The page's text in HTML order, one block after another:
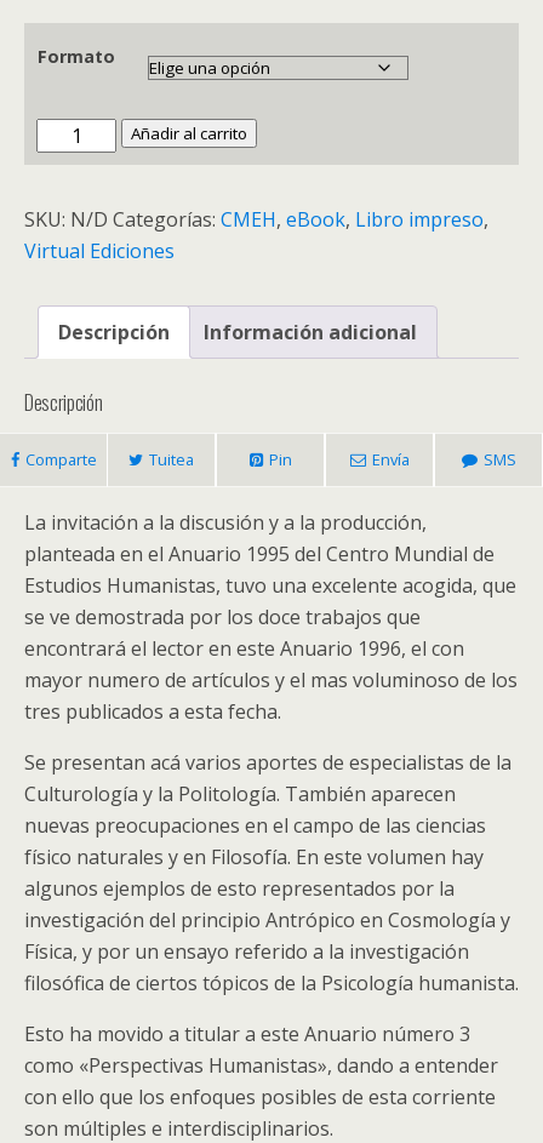
desde
$3.500
$6.500
Formato
Perspectivas
humanistas
Anuario
1996
CMEH
cantidad
Añadir al carrito
SKU: N/D Categorías: CMEH, eBook, Libro impreso,
Virtual Ediciones
Descripción Información adicional
Descripción
Comparte Tuitea Pin Envía SMS
La invitación a la discusión y a la producción,
planteada en el Anuario 1995 del Centro Mundial de
Estudios Humanistas, tuvo una excelente acogida, que
se ve demostrada por los doce trabajos que
encontrará el lector en este Anuario 1996, el con
mayor numero de artículos y el mas voluminoso de los
tres publicados a esta fecha.
Se presentan acá varios aportes de especialistas de la
Culturología y la Politología. También aparecen
nuevas preocupaciones en el campo de las ciencias
físico naturales y en Filosofía. En este volumen hay
algunos ejemplos de esto representados por la
investigación del principio Antrópico en Cosmología y
Física, y por un ensayo referido a la investigación
filosófica de ciertos tópicos de la Psicología humanista.
Esto ha movido a titular a este Anuario número 3
como «Perspectivas Humanistas», dando a entender
con ello que los enfoques posibles de esta corriente
son múltiples e interdisciplinarios.